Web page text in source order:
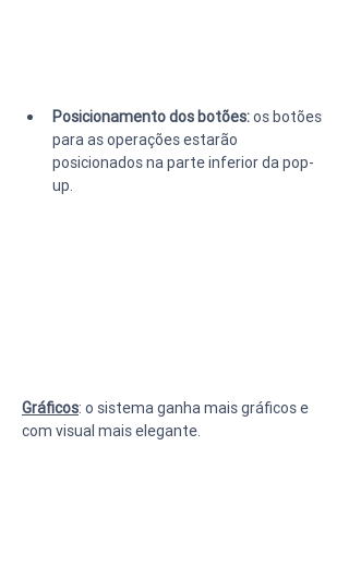
Posicionamento dos botões: os botões
para as operações estarão
posicionados na parte inferior da pop-
up.
Gráficos: o sistema ganha mais gráficos e
com visual mais elegante.